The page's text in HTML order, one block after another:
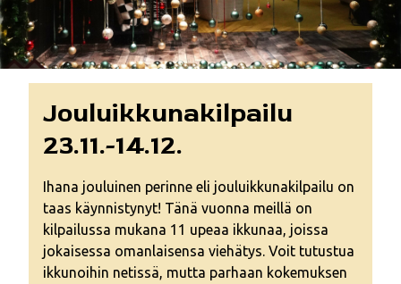
Jouluikkunakilpailu
23.11.-14.12.
Ihana jouluinen perinne eli jouluikkunakilpailu on
taas käynnistynyt! Tänä vuonna meillä on
kilpailussa mukana 11 upeaa ikkunaa, joissa
jokaisessa omanlaisensa viehätys. Voit tutustua
ikkunoihin netissä, mutta parhaan kokemuksen